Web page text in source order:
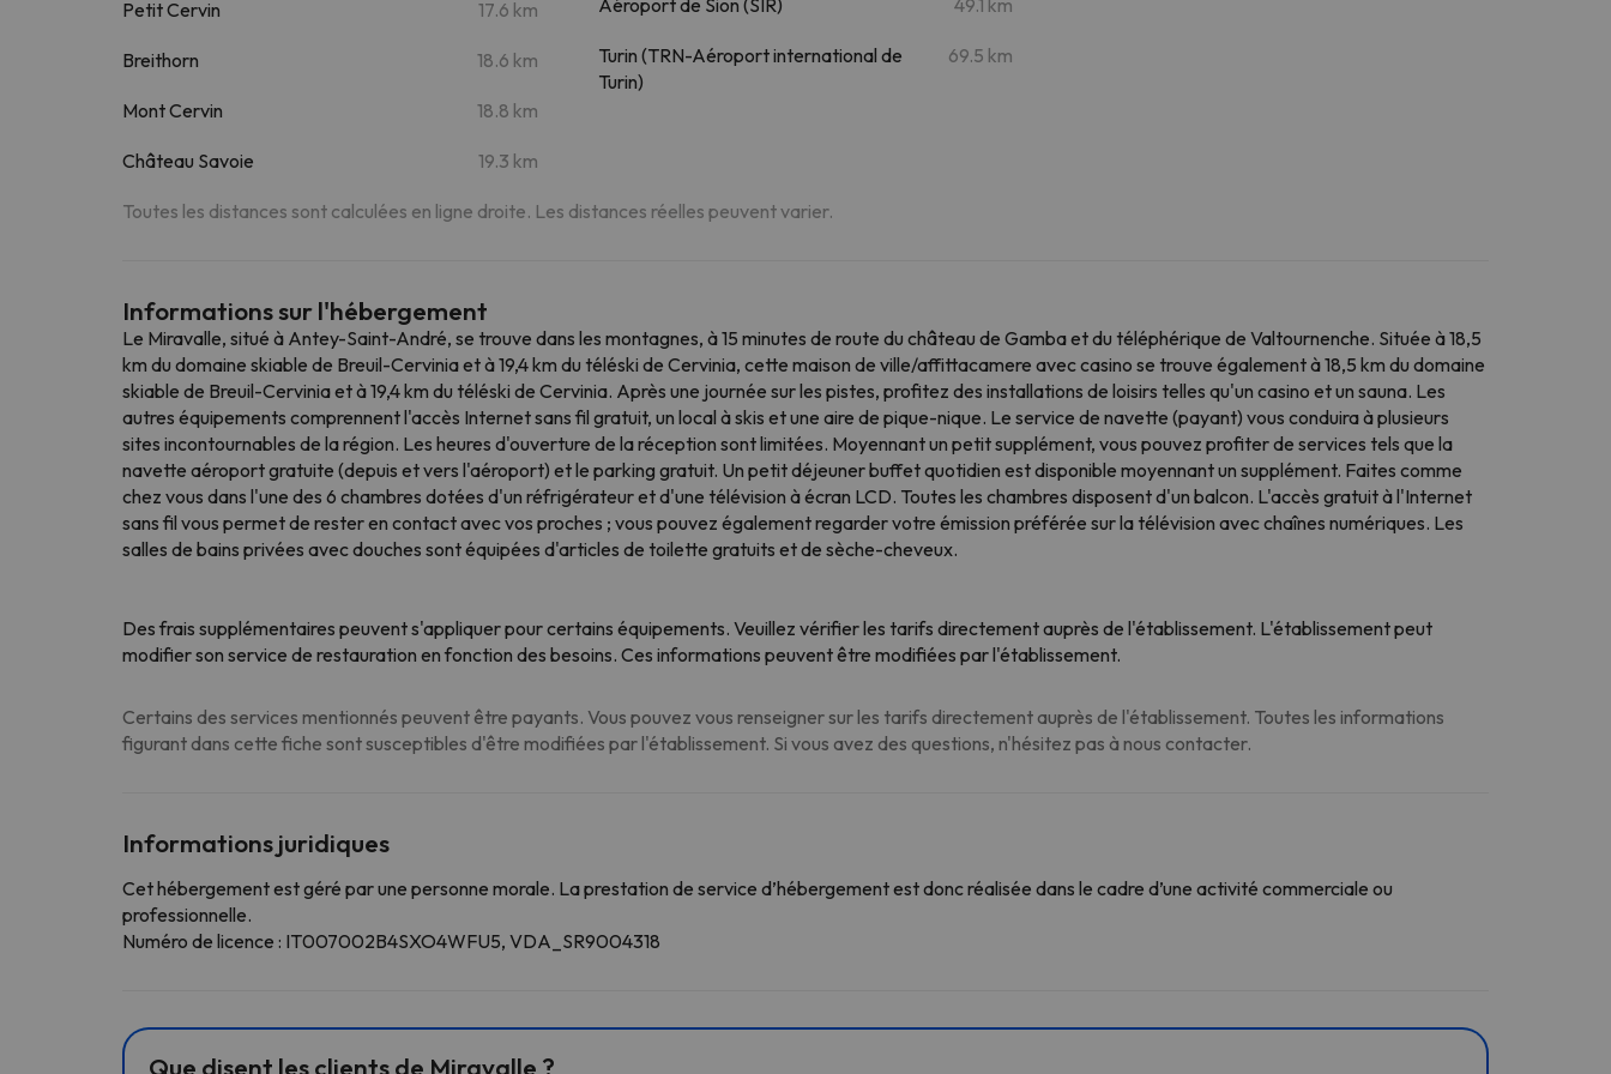
Petit Cervin 17.6 km
Breithorn 18.6 km
Mont Cervin 18.8 km
Château Savoie 19.3 km
Turin (TRN-Aéroport international de
Turin)
69.5 km
Toutes les distances sont calculées en ligne droite. Les distances réelles peuvent varier.
Informations sur l'hébergement
Le Miravalle, situé à Antey-Saint-André, se trouve dans les montagnes, à 15 minutes de route du château de Gamba et du téléphérique de Valtournenche. Située à 18,5
km du domaine skiable de Breuil-Cervinia et à 19,4 km du téléski de Cervinia, cette maison de ville/affittacamere avec casino se trouve également à 18,5 km du domaine
skiable de Breuil-Cervinia et à 19,4 km du téléski de Cervinia. Après une journée sur les pistes, profitez des installations de loisirs telles qu'un casino et un sauna. Les
autres équipements comprennent l'accès Internet sans fil gratuit, un local à skis et une aire de pique-nique. Le service de navette (payant) vous conduira à plusieurs
sites incontournables de la région. Les heures d'ouverture de la réception sont limitées. Moyennant un petit supplément, vous pouvez profiter de services tels que la
navette aéroport gratuite (depuis et vers l'aéroport) et le parking gratuit. Un petit déjeuner buffet quotidien est disponible moyennant un supplément. Faites comme
chez vous dans l'une des 6 chambres dotées d'un réfrigérateur et d'une télévision à écran LCD. Toutes les chambres disposent d'un balcon. L'accès gratuit à l'Internet
sans fil vous permet de rester en contact avec vos proches ; vous pouvez également regarder votre émission préférée sur la télévision avec chaînes numériques. Les
salles de bains privées avec douches sont équipées d'articles de toilette gratuits et de sèche-cheveux.
Des frais supplémentaires peuvent s'appliquer pour certains équipements. Veuillez vérifier les tarifs directement auprès de l'établissement. L'établissement peut
modifier son service de restauration en fonction des besoins. Ces informations peuvent être modifiées par l'établissement.
Certains des services mentionnés peuvent être payants. Vous pouvez vous renseigner sur les tarifs directement auprès de l'établissement. Toutes les informations
figurant dans cette fiche sont susceptibles d'être modifiées par l'établissement. Si vous avez des questions, n'hésitez pas à nous contacter.
Informations juridiques
Cet hébergement est géré par une personne morale. La prestation de service d’hébergement est donc réalisée dans le cadre d’une activité commerciale ou
professionnelle.
Numéro de licence : IT007002B4SXO4WFU5, VDA_SR9004318
Que disent les clients de Miravalle ?